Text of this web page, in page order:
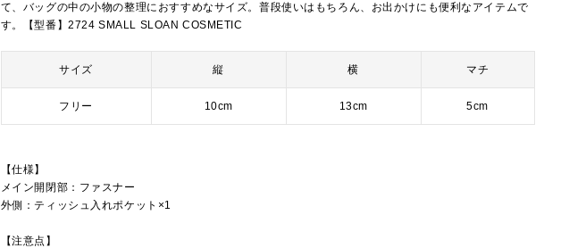
て、バッグの中の小物の整理におすすめなサイズ。普段使いはもちろん、お出かけにも便利なアイテムで
す。【型番】2724 SMALL SLOAN COSMETIC
サイズ 縦 横 マチ
フリー 10cm 13cm 5cm
【仕様】
メイン開閉部：ファスナー
外側：ティッシュ入れポケット×1
【注意点】